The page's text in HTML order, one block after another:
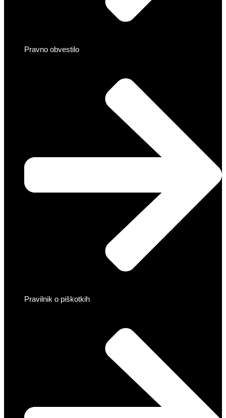
Pravno obvestilo
Pravilnik o piškotkih